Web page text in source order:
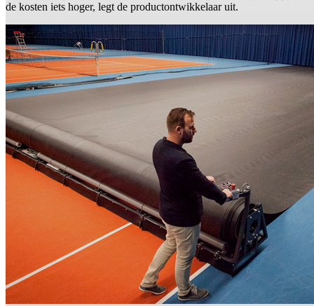
de kosten iets hoger, legt de productontwikkelaar uit.